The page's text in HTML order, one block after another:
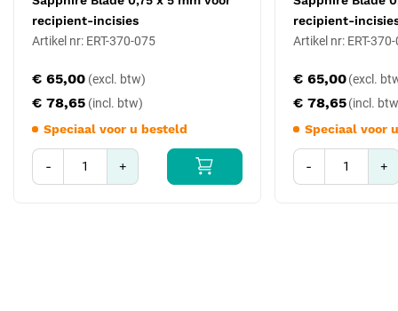
doorgaans met een set van zes tot tien Sapphire Blades in
oplopende mes-lengtes, om binnen één procedure
kunnen behandelen. De keuze tussen 5 mm en 5,5 mm
messneede hangt af van de huiddikte van de patiënt: dikkere
huid vraagt om de 5,5 mm uitvoering om de graft volledig in
Sapphire vs CTS Pocket Blade
recipient-incisies
Artikel nr: ERT-370-075
€ 78,65
€ 65,00
Speciaal voor u besteld
- +
recipient-
Artikel nr: ERT-
€ 78,65
€ 65,00
Speciaal voor
- +